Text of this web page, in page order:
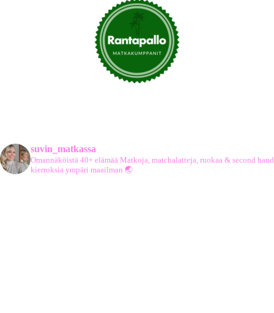
suvin_matkassa
Omannäköistä 40+ elämää Matkoja, matchalatteja, ruokaa & second hand
kierroksia ympäri maailman 🌏